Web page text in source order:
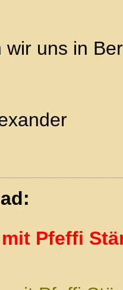
wir uns in
Pfeffi